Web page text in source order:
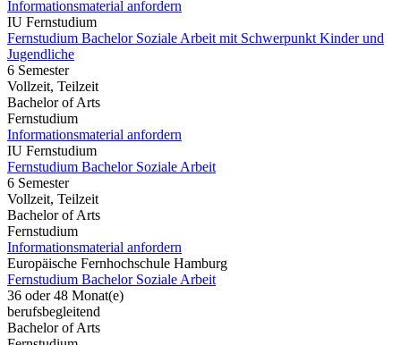
Informationsmaterial anfordern
IU Fernstudium
Fernstudium Bachelor Soziale Arbeit mit Schwerpunkt Kinder und
Jugendliche
6 Semester
Vollzeit, Teilzeit
Bachelor of Arts
Fernstudium
Informationsmaterial anfordern
IU Fernstudium
Fernstudium Bachelor Soziale Arbeit
6 Semester
Vollzeit, Teilzeit
Bachelor of Arts
Fernstudium
Informationsmaterial anfordern
Europäische Fernhochschule Hamburg
Fernstudium Bachelor Soziale Arbeit
36 oder 48 Monat(e)
berufsbegleitend
Bachelor of Arts